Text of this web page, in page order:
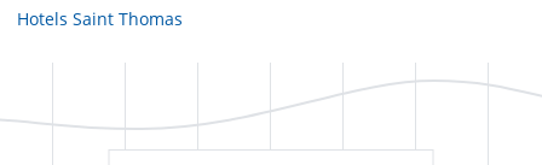
Hotels Saint Thomas